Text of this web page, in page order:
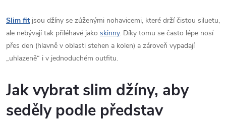
d
a
c
í
p
Slim fit jsou džíny se zúženými nohavicemi, které drží čistou siluetu,
ale nebývají tak přiléhavé jako skinny. Díky tomu se často lépe nosí
přes den (hlavně v oblasti stehen a kolen) a zároveň vypadají
„uhlazeně“ i v jednoduchém outfitu.
Jak vybrat slim džíny, aby
seděly podle představ